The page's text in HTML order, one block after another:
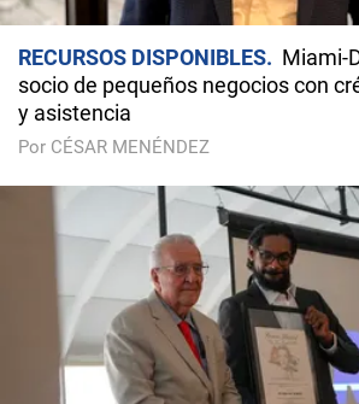
RECURSOS DISPONIBLES
Miami-
socio de pequeños negocios con
y asistencia
Por CÉSAR MENÉNDEZ